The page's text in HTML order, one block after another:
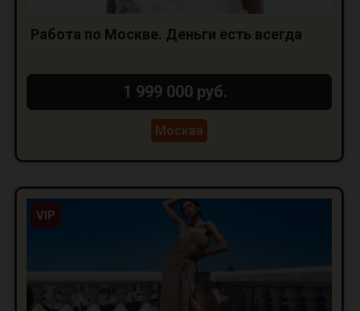
Работа по Москве. Деньги есть всегда
1 999 000 руб.
Москва
VIP